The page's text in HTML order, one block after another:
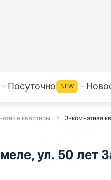
Посуточно NEW
квартиры 3-комнатная
ул. 50 лет